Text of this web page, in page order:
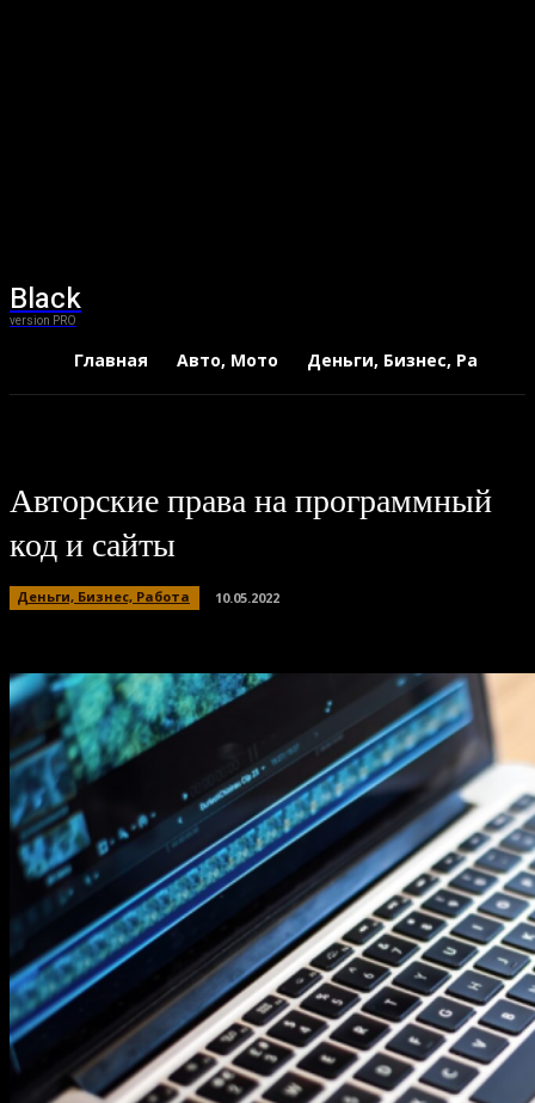
Black
version PRO
Главная Авто, Мото Деньги, Бизнес, Работа
Авторские права на программный
код и сайты
Деньги, Бизнес, Работа 10.05.2022